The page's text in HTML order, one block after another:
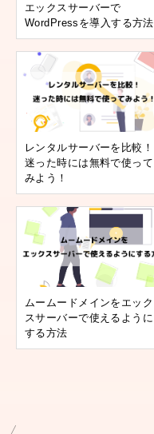
エックスサーバーで
WordPressを導入する方法
レンタルサーバーを比較！
迷った時には無料で使って
みよう！
ムームードメインをエック
スサーバーで使えるように
する方法